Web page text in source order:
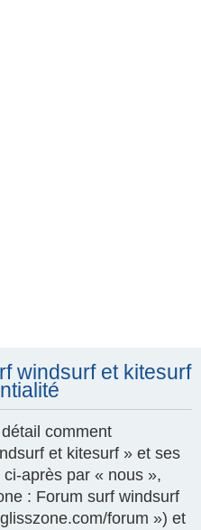
windsurf et kitesurf
comment
et kitesurf » et ses
après par « nous »,
: Forum surf windsurf
forum ») et